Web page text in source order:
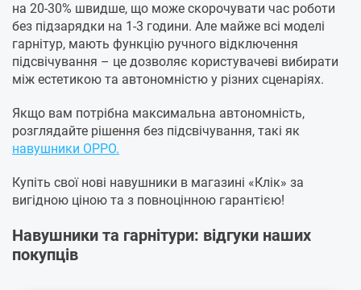
на 20-30% швидше, що може скорочувати час роботи
без підзарядки на 1-3 години. Але майже всі моделі
гарнітур, мають функцію ручного відключення
підсвічування – це дозволяє користувачеві вибирати
між естетикою та автономністю у різних сценаріях.
Якщо вам потрібна максимальна автономність,
розглядайте рішення без підсвічування, такі як
навушники OPPO.
Купіть свої нові навушники в магазині «Клік» за
вигідною ціною та з повноцінною гарантією!
Навушники та гарнітури: відгуки наших
покупців